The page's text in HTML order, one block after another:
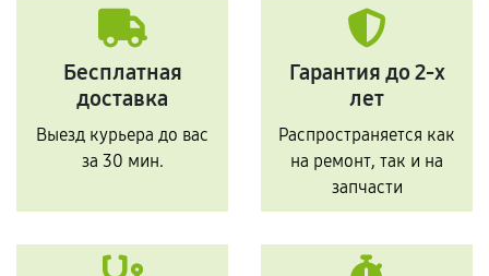
Бесплатная
доставка
Выезд курьера до вас
за 30 мин.
Гарантия до 2-х
лет
Распространяется как
на ремонт, так и на
запчасти